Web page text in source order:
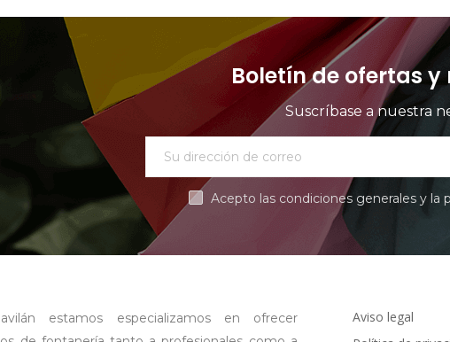
Boletín de ofertas y
Suscríbase a nuestra
Acepto las condiciones generales y la
estamos especializamos en ofrecer
Aviso legal